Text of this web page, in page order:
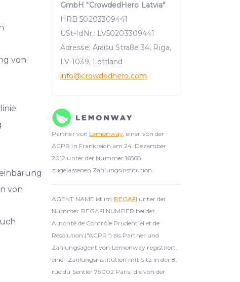
von
von
GmbH "CrowdedHero Latvia"
HRB 50203309441
USt-IdNr.: LV50203309441
Adresse: Āraišu Straße 34, Riga,
LV-1039, Lettland
info@crowdedhero.com
Partner von Lemonway, einer von der
ACPR in Frankreich am 24. Dezember
2012 unter der Nummer 16568
zugelassenen Zahlungsinstitution.
AGENT NAME ist im REGAFI unter der
Nummer REGAFI NUMBER bei der
Autorité de Contrôle Prudentiel et de
Résolution ("ACPR") als Partner und
Zahlungsagent von Lemonway registriert,
einer Zahlungsinstitution mit Sitz in der 8,
rue du Sentier 75002 Paris, die von der